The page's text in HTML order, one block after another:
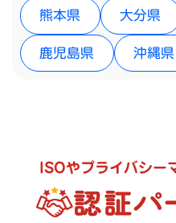
熊本県 大分県
鹿児島県 沖縄県
ISOやプライバシー